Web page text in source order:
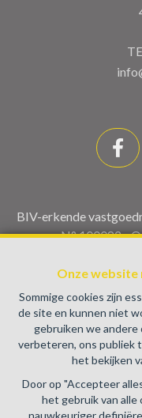
Onze website
Sommige cookies zijn
de site en kunnen niet
gebruiken we
verbeteren, ons publiek
het bekijken
Door op "Accepteer
het gebruik van alle
nauwkeuriger
BIV-erkende
N° 100082 -
Beroepinstituut van
16B - 1000
BA en borgstelling via
Brussel (polisnr.
activiteiten
Algemene